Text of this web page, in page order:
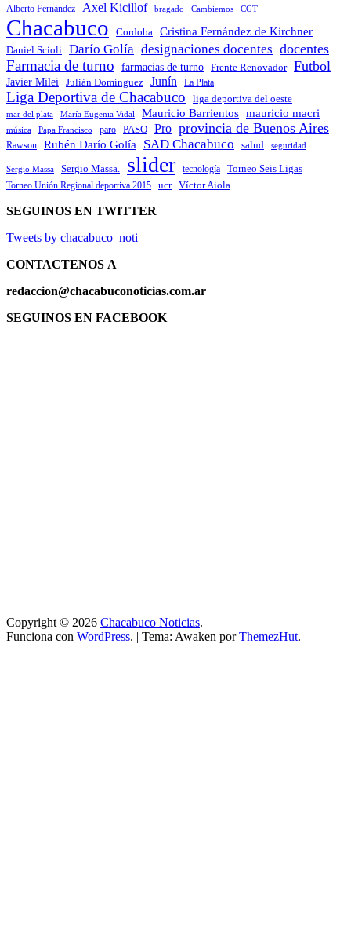
Alberto Fernández Axel Kicillof bragado Cambiemos CGT
Chacabuco Cordoba Cristina Fernández de Kirchner
Daniel Scioli Darío Golía designaciones docentes docentes
Farmacia de turno farmacias de turno Frente Renovador Futbol
Javier Milei Julián Domínguez Junín La Plata
Liga Deportiva de Chacabuco liga deportiva del oeste
mar del plata María Eugenia Vidal Mauricio Barrientos mauricio macri
música Papa Francisco paro PASO Pro provincia de Buenos Aires
Rawson Rubén Darío Golía SAD Chacabuco salud seguridad
Sergio Massa Sergio Massa. slider tecnología Torneo Seis Ligas
Torneo Unión Regional deportiva 2015 ucr Víctor Aiola
SEGUINOS EN TWITTER
Tweets by chacabuco_noti
CONTACTENOS A
redaccion@chacabuconoticias.com.ar
SEGUINOS EN FACEBOOK
Copyright © 2026 Chacabuco Noticias.
Funciona con WordPress. | Tema: Awaken porThemezHut.